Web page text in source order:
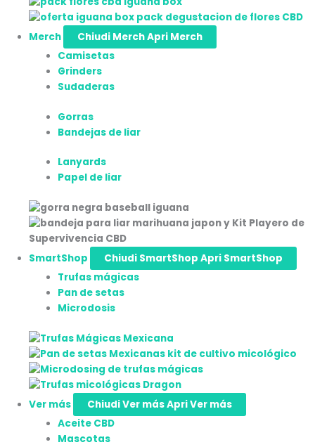
Merch Chiudi MerchApri Merch
Camisetas
Grinders
Sudaderas
Gorras
Bandejas de liar
Lanyards
Papel de liar
SmartShop Chiudi SmartShop Apri SmartShop
Trufas mágicas
Pan de setas
Microdosis
Ver más Chiudi Ver másApri Ver más
Aceite CBD
Mascotas